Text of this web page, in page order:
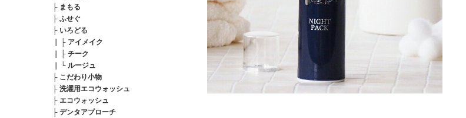
├ まもる
├ ふせぐ
├ いろどる
├ アイメイク
├ チーク
└ ルージュ
├ こだわり小物
├ 洗濯用エコウォッシュ
├ エコウォッシュ
├ デンタアプローチ